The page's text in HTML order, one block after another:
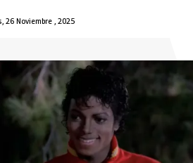
26 Noviembre , 2025